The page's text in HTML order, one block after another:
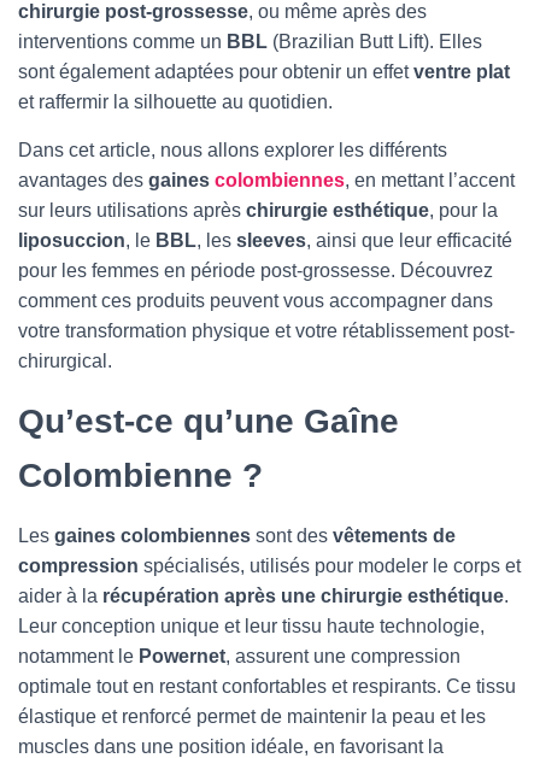
O
chirurgie post-grossesse, ou même après des
interventions comme un BBL (Brazilian Butt Lift). Elles
sont également adaptées pour obtenir un effetventre plat
et raffermir la silhouette au quotidien.
Dans cet article, nous allons explorer les différents
avantages des gaines colombiennes, en mettant l’accent
sur leurs utilisations après chirurgie esthétique, pour la
liposuccion, le BBL, les sleeves, ainsi que leur efficacité
pour les femmes en période post-grossesse. Découvrez
comment ces produits peuvent vous accompagner dans
votre transformation physique et votre rétablissement post-
chirurgical.
Qu’est-ce qu’une Gaîne
Colombienne ?
Les gaines colombiennes sont des vêtements de
compression spécialisés, utilisés pour modeler le corps et
aider à la récupération après une chirurgie esthétique.
Leur conception unique et leur tissu haute technologie,
notamment le Powernet, assurent une compression
optimale tout en restant confortables et respirants. Ce tissu
élastique et renforcé permet de maintenir la peau et les
muscles dans une position idéale, en favorisant la